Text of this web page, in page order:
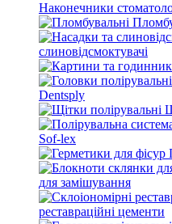
Наконечники
слиновідсмоктувачі
Dentsply
Sof-lex
для замішування
реставраційні цементи